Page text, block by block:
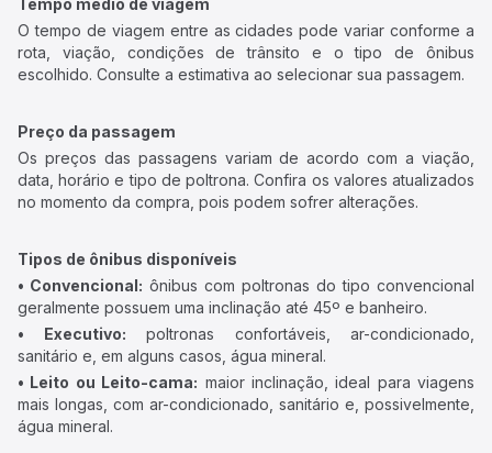
Tempo médio de viagem
O tempo de viagem entre as cidades pode variar conforme a
rota, viação, condições de trânsito e o tipo de ônibus
escolhido. Consulte a estimativa ao selecionar sua passagem.
Preço da passagem
Os preços das passagens variam de acordo com a viação,
data, horário e tipo de poltrona. Confira os valores atualizados
no momento da compra, pois podem sofrer alterações.
Tipos de ônibus disponíveis
• Convencional: ônibus com poltronas do tipo convencional
geralmente possuem uma inclinação até 45º e banheiro.
• Executivo: poltronas confortáveis, ar-condicionado,
sanitário e, em alguns casos, água mineral.
• Leito ou Leito-cama: maior inclinação, ideal para viagens
mais longas, com ar-condicionado, sanitário e, possivelmente,
água mineral.